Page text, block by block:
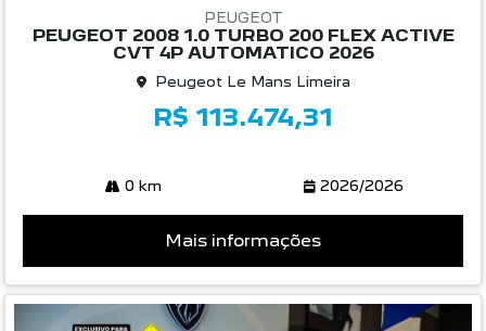
PEUGEOT
PEUGEOT 2008 1.0 TURBO 200 FLEX ACTIVE
CVT 4P AUTOMATICO 2026
Peugeot Le Mans Limeira
R$ 113.474,31
0 km 2026/2026
Mais informações